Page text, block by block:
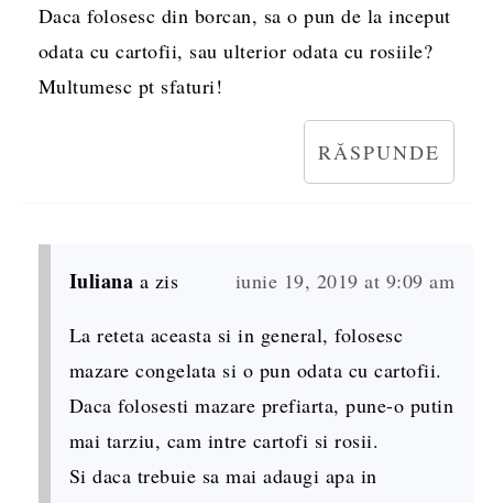
Daca folosesc din borcan, sa o pun de la inceput
odata cu cartofii, sau ulterior odata cu rosiile?
Multumesc pt sfaturi!
RĂSPUNDE
Iuliana a zis iunie 19, 2019 at 9:09 am
La reteta aceasta si in general, folosesc
mazare congelata si o pun odata cu cartofii.
Daca folosesti mazare prefiarta, pune-o putin
mai tarziu, cam intre cartofi si rosii.
Si daca trebuie sa mai adaugi apa in